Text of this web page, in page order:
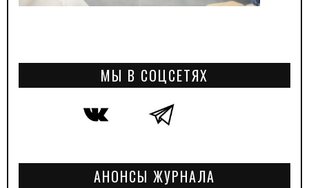
МЫ В СОЦСЕТЯХ
АНОНСЫ ЖУРНАЛА